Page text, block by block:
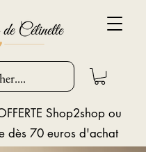
Shop2shop ou
dès 70 euros d'achat